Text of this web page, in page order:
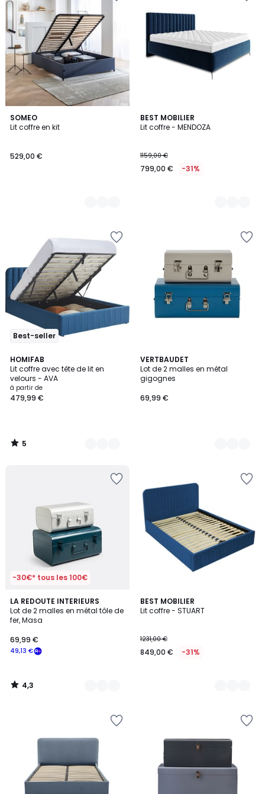
SOMEO
Lit coffre en kit
529,00 €
3
Couleurs
BEST MOBILIER
Lit coffre - MENDOZA
1159,00 €
799,00 € -31%
4
Couleurs
Best-seller
HOMIFAB
Lit coffre avec tête de lit en
velours - AVA
à partir de
479,99 €
5
/
5
5
Couleurs
5
/
VERTBAUDET
Lot de 2 malles en métal
gigognes
69,99 €
3
Couleurs
-30€* tous les 100€
LA REDOUTE INTERIEURS
Lot de 2 malles en métal tôle de
fer, Masa
49,13 €
69,99 €
4,3
/ 5
3
Couleurs
4,3
/
BEST MOBILIER
Lit coffre - STUART
1231,00 €
849,00 € -31%
8
Couleurs